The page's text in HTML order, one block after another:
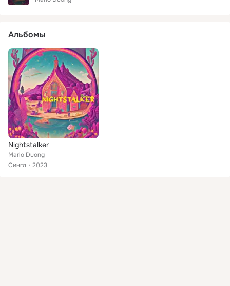
Альбомы
Nightstalker
Mario Duong
Сингл
2023